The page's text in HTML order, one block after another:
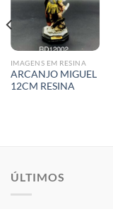
IMAGENS EM RESINA
ARCANJO MIGUEL
12CM RESINA
ÚLTIMOS